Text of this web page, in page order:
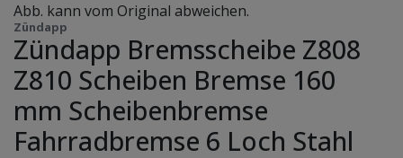
Abb. kann vom Original abweichen.
Zündapp
Zündapp Bremsscheibe Z808
Z810 Scheiben Bremse 160
mm Scheibenbremse
Fahrradbremse 6 Loch Stahl